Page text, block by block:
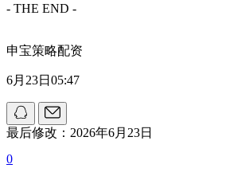
- THE END -
申宝策略配资
6月23日05:47
最后修改：2026年6月23日
0